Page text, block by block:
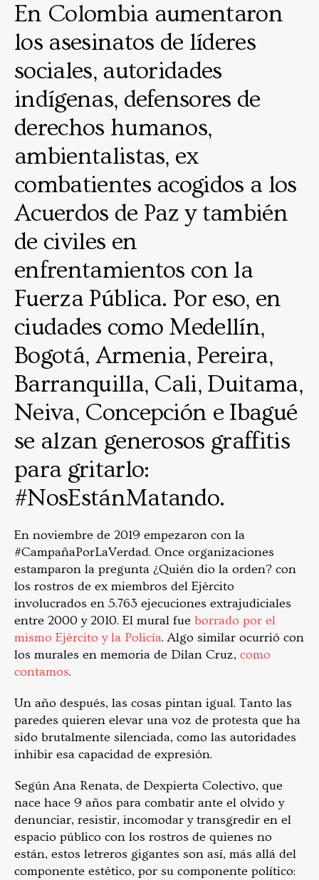
En Colombia aumentaron
los asesinatos de líderes
sociales, autoridades
indígenas, defensores de
derechos humanos,
ambientalistas, ex
combatientes acogidos a los
Acuerdos de Paz y también
de civiles en
enfrentamientos con la
Fuerza Pública. Por eso, en
ciudades como Medellín,
Bogotá, Armenia, Pereira,
Barranquilla, Cali, Duitama,
Neiva, Concepción e Ibagué
se alzan generosos graffitis
para gritarlo:
#NosEstánMatando.
En noviembre de 2019 empezaron con la
#CampañaPorLaVerdad. Once organizaciones
estamparon la pregunta ¿Quién dio la orden? con
los rostros de ex miembros del Ejército
involucrados en 5.763 ejecuciones extrajudiciales
entre 2000 y 2010. El mural fue borrado por el
mismo Ejército y la Policía. Algo similar ocurrió con
los murales en memoria de Dilan Cruz, como
contamos.
Un año después, las cosas pintan igual. Tanto las
paredes quieren elevar una voz de protesta que ha
sido brutalmente silenciada, como las autoridades
inhibir esa capacidad de expresión.
Según Ana Renata, de Dexpierta Colectivo, que
nace hace 9 años para combatir ante el olvido y
denunciar, resistir, incomodar y transgredir en el
espacio público con los rostros de quienes no
están, estos letreros gigantes son así, más allá del
componente estético, por su componente político: